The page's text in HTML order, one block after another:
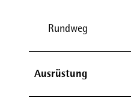
Rundweg
Ausrüstung